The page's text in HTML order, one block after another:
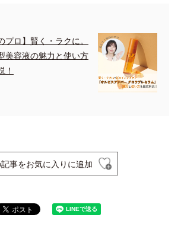
プロ】賢く・ラクに。
美容液の魅力と使い方
！
記事をお気に入りに追加